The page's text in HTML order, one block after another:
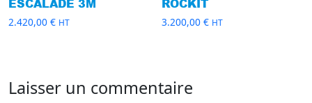
2.420,00 € HT 3.200,00€ HT
Laisser un commentaire